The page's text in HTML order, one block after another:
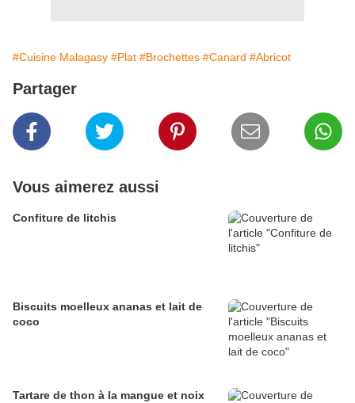
#Cuisine Malagasy #Plat #Brochettes #Canard #Abricot
Partager
Vous aimerez aussi
Confiture de litchis
Biscuits moelleux ananas et lait de
coco
Tartare de thon à la mangue et noix